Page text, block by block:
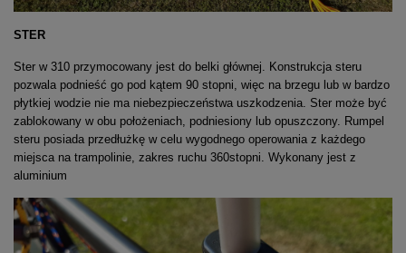
STER
Ster w 310 przymocowany jest do belki głównej. Konstrukcja steru
pozwala podnieść go pod kątem 90 stopni, więc na brzegu lub w bardzo
płytkiej wodzie nie ma niebezpieczeństwa uszkodzenia. Ster może być
zablokowany w obu położeniach, podniesiony lub opuszczony. Rumpel
steru posiada przedłużkę w celu wygodnego operowania z każdego
miejsca na trampolinie, zakres ruchu 360stopni. Wykonany jest z
aluminium